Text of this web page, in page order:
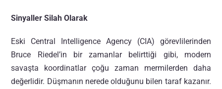
Sinyaller Silah Olarak
Eski Central Intelligence Agency (CIA) görevlilerinden
Bruce Riedel’in bir zamanlar belirttiği gibi, modern
savaşta koordinatlar çoğu zaman mermilerden daha
değerlidir. Düşmanın nerede olduğunu bilen taraf kazanır.